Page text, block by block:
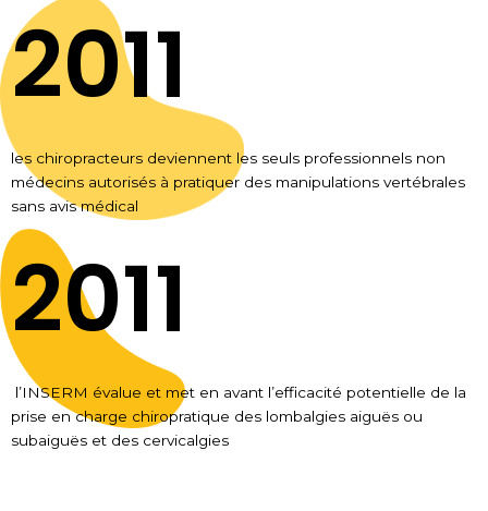
2011
les chiropracteurs deviennent les seuls professionnels non
médecins autorisés à pratiquer des manipulations vertébrales
sans avis médical
2011
l’INSERM évalue et met en avant l’efficacité potentielle de la
prise en charge chiropratique des lombalgies aiguës ou
subaiguës et des cervicalgies